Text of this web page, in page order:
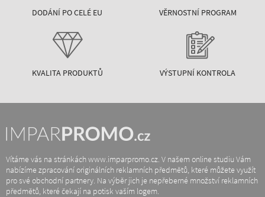
DODÁNÍ PO CELÉ EU VĚRNOSTNÍ PROGRAM
KVALITA PRODUKTŮ VÝSTUPNÍ KONTROLA
Vítáme vás na stránkách www.imparpromo.cz. V našem online studiu Vám
nabízíme zpracování originálních reklamních předmětů, které můžete využít
pro své obchodní partnery. Na výběr jich je nepřeberné množství reklamních
předmětů, které čekají na potisk vaším logem.